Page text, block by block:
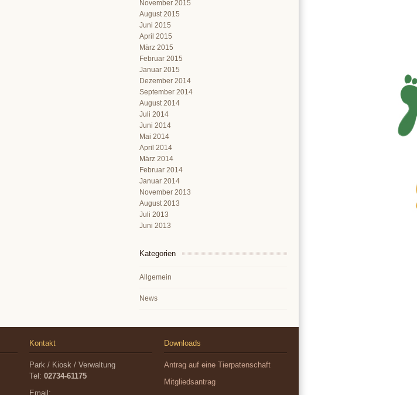
November 2015
August 2015
Juni 2015
April 2015
März 2015
Februar 2015
Januar 2015
Dezember 2014
September 2014
August 2014
Juli 2014
Juni 2014
Mai 2014
April 2014
März 2014
Februar 2014
Januar 2014
November 2013
August 2013
Juli 2013
Juni 2013
Kategorien
Allgemein
News
Kontakt
Park / Kiosk / Verwaltung
Tel: 02734-61175
Email:
Downloads
Antrag auf eine Tierpatenschaft
Mitgliedsantrag